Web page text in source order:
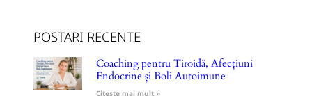
POSTARI RECENTE
Coaching pentru Tiroidă, Afecțiuni
Endocrine și Boli Autoimune
Citeste mai mult »